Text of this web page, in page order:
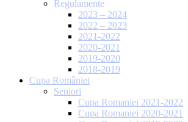
Regulamente
2023 – 2024
2022 – 2023
2021-2022
2020-2021
2019-2020
2018-2019
Cupa României
Seniori
Cupa Romaniei 2021-2022
Cupa Romaniei 2020-2021